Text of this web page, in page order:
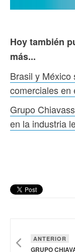
Hoy también
más...
Brasil y
comerciales en
Grupo
en la industria
ANTERIOR